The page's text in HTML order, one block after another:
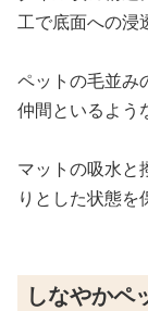
工で底面への浸
ペットの毛並み
仲間といるよう
マットの吸水と
りとした状態を
しなやかペ